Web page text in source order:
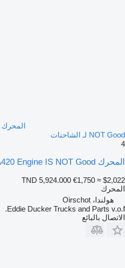
NOT Good لـ الشاحنات
4
المحرك Volvo D12A420 Engine IS NOT Good لـ الشاحنات
TND 5,924.000 €1,750 ≈ $2,022
المحرك
هولندا، Oirschot
Eddie Ducker Trucks and Parts v.o.f.
الاتصال بالبائع